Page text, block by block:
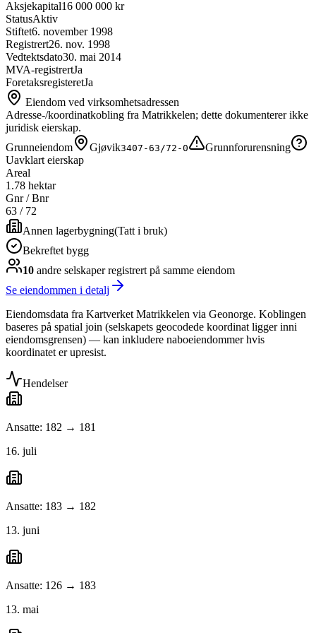
Aksjekapital16 000 000 kr
StatusAktiv
Stiftet6. november 1998
Registrert26. nov. 1998
Vedtektsdato30. mai 2014
MVA-registrertJa
ForetaksregisteretJa
Eiendom ved virksomhetsadressen
Adresse-/koordinatkobling fra Matrikkelen; dette dokumenterer ikke
juridisk eierskap.
Grunneiendom
Gjøvik3407-63/72-0
Grunnforurensning
Uavklart eierskap
Areal
1.78 hektar
Gnr / Bnr
63 / 72
Annen lagerbygning(Tatt i bruk)
Bekreftet bygg
10 andre selskaperregistrert på samme eiendom
Se eiendommen i detalj
Eiendomsdata fra Kartverket Matrikkelen via Geonorge. Koblingen
baseres på spatial join (selskapets geocodede koordinat ligger inni
eiendomsgrensen) — kan inkludere naboeiendommer hvis
koordinatet er upresist.
Hendelser
Ansatte: 182 → 181
16. juli
Ansatte: 183 → 182
13. juni
Ansatte: 126 → 183
13. mai